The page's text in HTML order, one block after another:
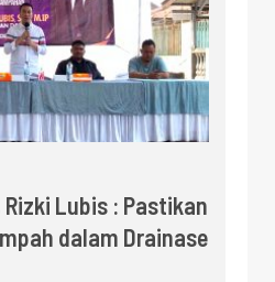
Rizki Lubis : Pastikan
dalam Drainase